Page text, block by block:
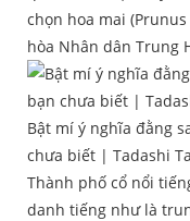
chọn hoa mai (
hòa Nhân dân Trung
Bật mí ý nghĩa đằng
chưa biết | Tadashi
Thành phố cổ nổi
danh tiếng như là